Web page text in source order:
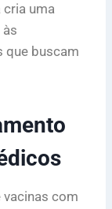
cria uma
às
que buscam
com